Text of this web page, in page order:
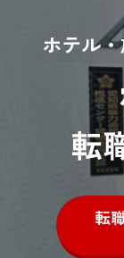
ホテル
転
転